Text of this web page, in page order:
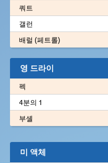
쿼트
갤런
배럴 (페트롤)
영 드라이
펙
4분의 1
부셸
미 액체